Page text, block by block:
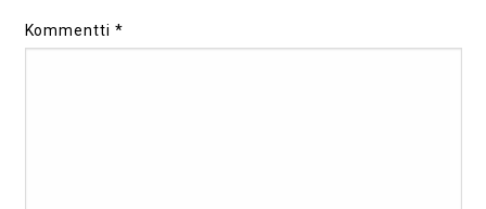
Kommentti*